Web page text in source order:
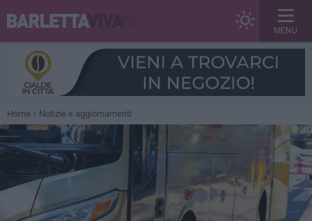
MENU
Home Notizie e aggiornamenti